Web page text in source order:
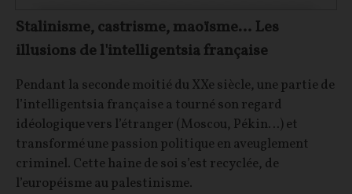
Stalinisme, castrisme, maoïsme… Les
illusions de l'intelligentsia française
Pendant la seconde moitié du XXe siècle, une partie de
l’intelligentsia française a tourné son regard
idéologique vers l’étranger (Moscou, Pékin…) et
transformé une passion politique en aveuglement
criminel. Cette haine de soi s’est recyclée, de
l’européisme au palestinisme.